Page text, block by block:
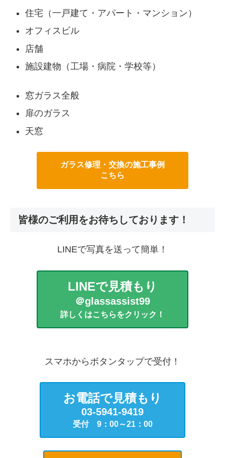
住宅（一戸建て・アパート・マンション）
オフィスビル
店舗
施設建物（工場・病院・学校等）
窓ガラス全般
扉のガラス
天窓
ガラス修理・交換の施工事例
こちら
皆様のご利用をお待ちしております！
LINEで写真を送って簡単！
LINEで見積もり
＠glassassist99
詳しくはこちらをクリック！
スマホからボタンタップで受付！
お電話で見積もり
03-5941-9419
受付 9：00～21：00